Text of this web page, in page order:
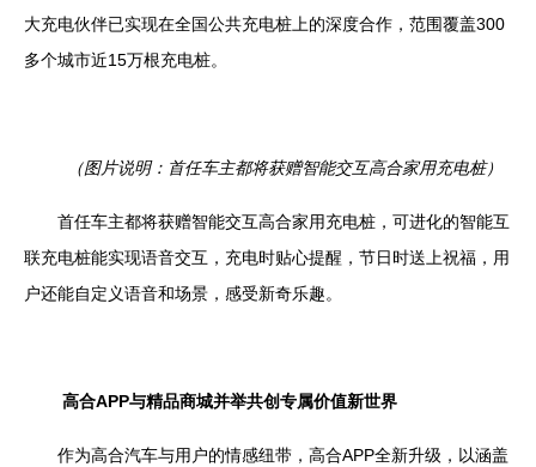
大充电伙伴已实现在全国公共充电桩上的深度合作，范围覆盖300
多个城市近15万根充电桩。
（图片说明：首任车主都将获赠智能交互高合家用充电桩）
首任车主都将获赠智能交互高合家用充电桩，可进化的智能互
联充电桩能实现语音交互，充电时贴心提醒，节日时送上祝福，用
户还能自定义语音和场景，感受新奇乐趣。
高合APP与精品商城并举共创专属价值新世界
作为高合汽车与用户的情感纽带，高合APP全新升级，以涵盖